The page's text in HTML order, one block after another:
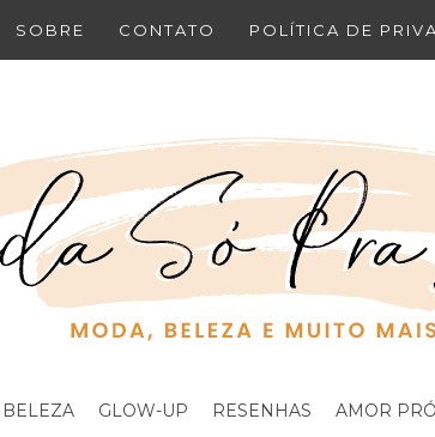
SOBRE CONTATO POLÍTICA DE
BELEZA GLOW-UP RESENHAS AMOR